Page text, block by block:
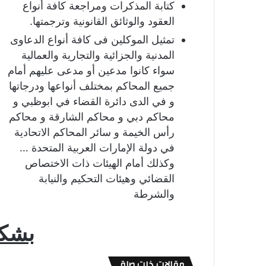
كتابة المذكرات ومراجعة كافة أنواع
العقود والوثائق القانونية وترجمتها.
تمثيل الموكلين فى كافة أنواع الدعاوى
المدنية والجزائية والتجارية والعمالية
سواء كانوا مدعين أو مدعى عليهم أمام
جميع المحاكم بمختلف أنواعها ودرجاتها
و في الدى دائرة القضاء في ابوظبي و
محاكم دبي و محاكم الشارقة و محاكم
رأس الخيمة و سائر المحاكم الاتحادية
في دولة الإمارات العربية المتحدة …
وكذلك أمام الهيئات ذات الاختصاص
القضائي وهيئات التحكيم والنيابة
والشرطة